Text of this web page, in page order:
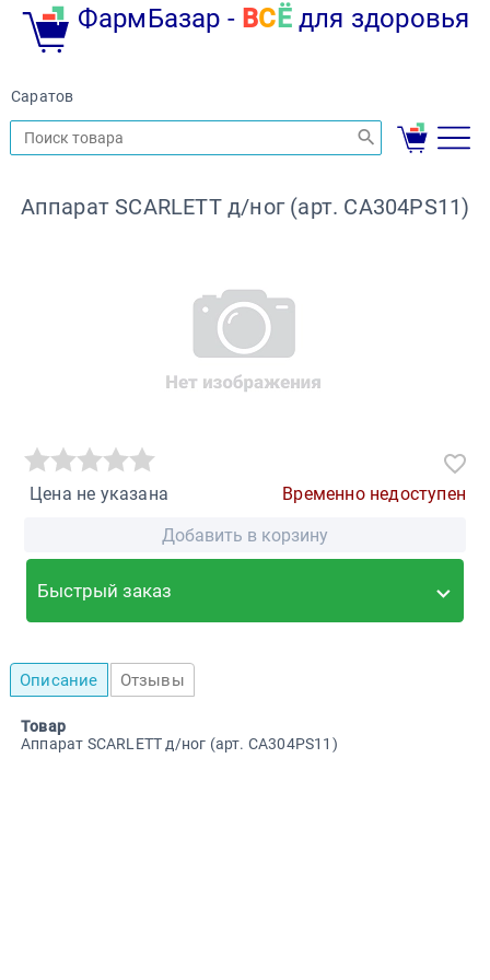
ФармБазар - ВС Ёдля здоровья
Саратов
Аппарат SCARLETT д/ног (арт. CA304PS11)
Цена не указана
Временно недоступен
Добавить в корзину
Быстрый заказ
Описание Отзывы
Товар
Аппарат SCARLETT д/ног (арт. CA304PS11)